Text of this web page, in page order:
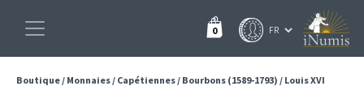
0
Boutique/ Monnaies/ Capétiennes/ Bourbons (1589-1793) / Louis XVI